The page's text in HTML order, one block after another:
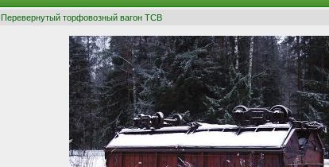
Перевернутый торфовозный вагон ТСВ